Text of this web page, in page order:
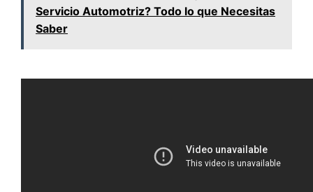
Servicio Automotriz? Todo lo que Necesitas
Saber